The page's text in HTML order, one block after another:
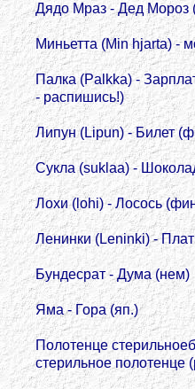
Дядо Мраз - Дед Мороз
Миньетта (Min hjarta) -
Палка (Palkka) -
- распишись!)
Липун (Lipun) - Билет
Сукла (suklaa) -
Лохи (lohi) - Лосось
Ленинки (Leninki) -
Бундесрат - Дума (нем)
Яма - Гора (яп.)
Полотенце
стерильное полотенце